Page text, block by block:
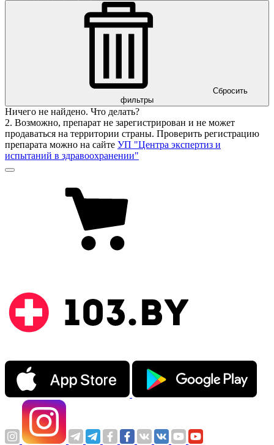
Сбросить
фильтры
Ничего не найдено. Что делать?
2. Возможно, препарат не зарегистрирован и не может
продаваться на территории страны. Проверить регистрацию
препарата можно на сайте УП "Центра экспертиз и
испытаний в здравоохранении"